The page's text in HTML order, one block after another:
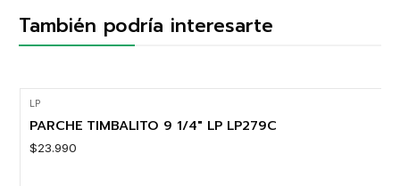
También podría interesarte
LP
PARCHE TIMBALITO 9 1/4" LP LP279C
$23.990